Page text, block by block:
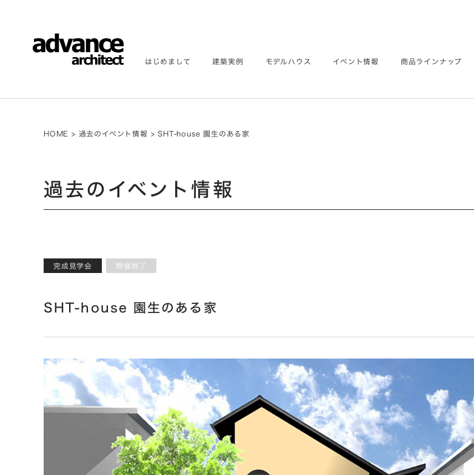
はじめまして 建築実例 モデルハウス イベント情報 商品ラインナップ
HOME > 過去のイベント情報 >SHT-house 園生のある家
過去のイベント情報
完成見学会 開催終了
SHT-house 園生のある家